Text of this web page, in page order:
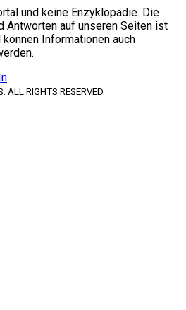
und keine Enzyklopädie. Die
Antworten auf unseren Seiten ist
Informationen auch
RIGHTS RESERVED.